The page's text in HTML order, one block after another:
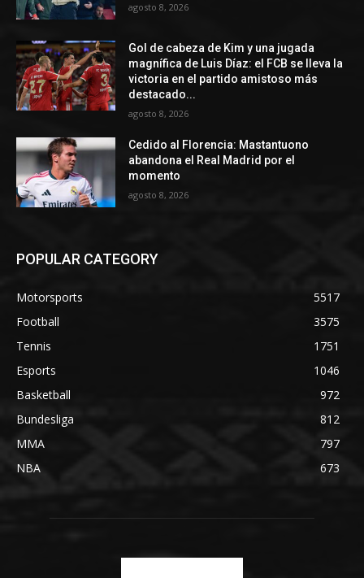
agosto 8, 2026
Gol de cabeza de Kim y una jugada
magnífica de Luis Díaz: el FCB se lleva la
victoria en el partido amistoso más
destacado...
agosto 8, 2026
Cedido al Florencia: Mastantuono
abandona el Real Madrid por el
momento
agosto 8, 2026
POPULAR CATEGORY
Motorsports
5517
Football
3575
Tennis
1751
Esports
1046
Basketball
972
Bundesliga
812
MMA
797
NBA
673